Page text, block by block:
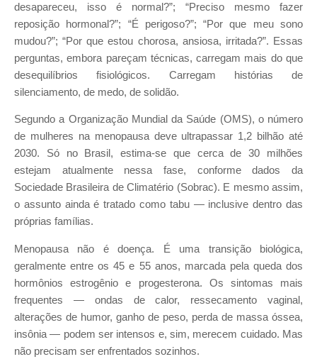
desapareceu, isso é normal?”; “Preciso mesmo fazer
reposição hormonal?”; “É perigoso?”; “Por que meu sono
mudou?”; “Por que estou chorosa, ansiosa, irritada?”. Essas
perguntas, embora pareçam técnicas, carregam mais do que
desequilíbrios fisiológicos. Carregam histórias de
silenciamento, de medo, de solidão.
Segundo a Organização Mundial da Saúde (OMS), o número
de mulheres na menopausa deve ultrapassar 1,2 bilhão até
2030. Só no Brasil, estima-se que cerca de 30 milhões
estejam atualmente nessa fase, conforme dados da
Sociedade Brasileira de Climatério (Sobrac). E mesmo assim,
o assunto ainda é tratado como tabu — inclusive dentro das
próprias famílias.
Menopausa não é doença. É uma transição biológica,
geralmente entre os 45 e 55 anos, marcada pela queda dos
hormônios estrogênio e progesterona. Os sintomas mais
frequentes — ondas de calor, ressecamento vaginal,
alterações de humor, ganho de peso, perda de massa óssea,
insônia — podem ser intensos e, sim, merecem cuidado. Mas
não precisam ser enfrentados sozinhos.